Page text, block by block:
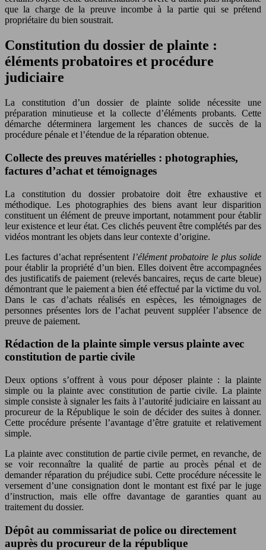
que la charge de la preuve incombe à la partie qui se prétend
propriétaire du bien soustrait.
Constitution du dossier de plainte :
éléments probatoires et procédure
judiciaire
La constitution d’un dossier de plainte solide nécessite une
préparation minutieuse et la collecte d’éléments probants. Cette
démarche déterminera largement les chances de succès de la
procédure pénale et l’étendue de la réparation obtenue.
Collecte des preuves matérielles : photographies,
factures d’achat et témoignages
La constitution du dossier probatoire doit être exhaustive et
méthodique. Les photographies des biens avant leur disparition
constituent un élément de preuve important, notamment pour établir
leur existence et leur état. Ces clichés peuvent être complétés par des
vidéos montrant les objets dans leur contexte d’origine.
Les factures d’achat représentent l’élément probatoire le plus solide
pour établir la propriété d’un bien. Elles doivent être accompagnées
des justificatifs de paiement (relevés bancaires, reçus de carte bleue)
démontrant que le paiement a bien été effectué par la victime du vol.
Dans le cas d’achats réalisés en espèces, les témoignages de
personnes présentes lors de l’achat peuvent suppléer l’absence de
preuve de paiement.
Rédaction de la plainte simple versus plainte avec
constitution de partie civile
Deux options s’offrent à vous pour déposer plainte : la plainte
simple ou la plainte avec constitution de partie civile. La plainte
simple consiste à signaler les faits à l’autorité judiciaire en laissant au
procureur de la République le soin de décider des suites à donner.
Cette procédure présente l’avantage d’être gratuite et relativement
simple.
La plainte avec constitution de partie civile permet, en revanche, de
se voir reconnaître la qualité de partie au procès pénal et de
demander réparation du préjudice subi. Cette procédure nécessite le
versement d’une consignation dont le montant est fixé par le juge
d’instruction, mais elle offre davantage de garanties quant au
traitement du dossier.
Dépôt au commissariat de police ou directement
auprès du procureur de la république